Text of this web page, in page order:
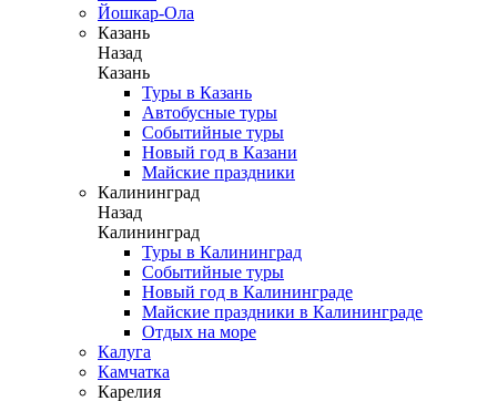
Йошкар-Ола
Казань
Назад
Казань
Туры в Казань
Автобусные туры
Событийные туры
Новый год в Казани
Майские праздники
Калининград
Назад
Калининград
Туры в Калининград
Событийные туры
Новый год в Калининграде
Майские праздники в Калининграде
Отдых на море
Калуга
Камчатка
Карелия